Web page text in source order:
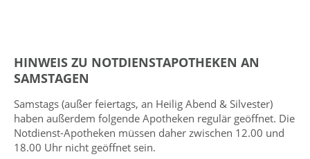
HINWEIS ZU NOTDIENSTAPOTHEKEN AN
SAMSTAGEN
Samstags (außer feiertags, an Heilig Abend & Silvester)
haben außerdem folgende Apotheken regulär geöffnet. Die
Notdienst-Apotheken müssen daher zwischen 12.00 und
18.00 Uhr nicht geöffnet sein.